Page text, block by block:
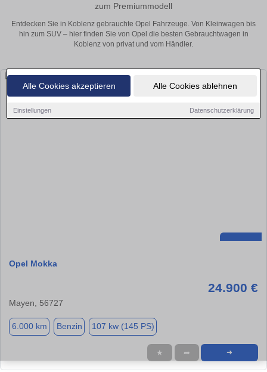
Alle Cookies akzeptieren Alle Cookies ablehnen
Einstellungen Datenschutzerklärung
zum Premiummodell
Entdecken Sie in Koblenz gebrauchte Opel Fahrzeuge. Von Kleinwagen bis
hin zum SUV – hier finden Sie von Opel die besten Gebrauchtwagen in
Koblenz von privat und vom Händler.
Opel Mokka
24.900 €
Mayen, 56727
6.000 km Benzin 107 kw (145 PS)
★ ➦ ➜